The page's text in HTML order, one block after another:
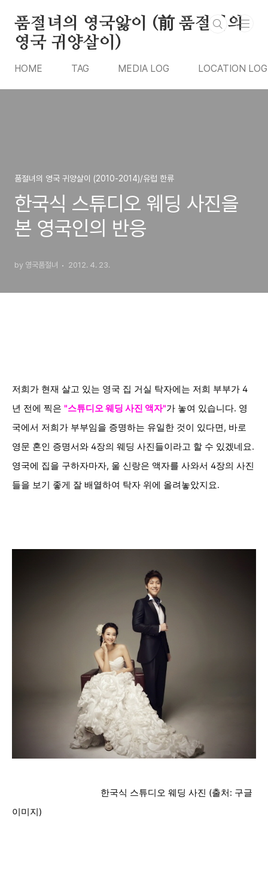
품절녀의 영국앓이 (前 품절녀의
영국 귀양살이)
HOME TAG MEDIA LOG LOCATION LOG
품절녀의 영국 귀양살이 (2010-2014)/유럽 한류
한국식 스튜디오 웨딩 사진을
본 영국인의 반응
by 영국품절녀 2012. 4. 23.
저희가 현재 살고 있는 영국 집 거실 탁자에는 저희 부부가 4
년 전에 찍은 "스튜디오 웨딩 사진 액자"가 놓여 있습니다. 영
국에서 저희가 부부임을 증명하는 유일한 것이 있다면, 바로
영문 혼인 증명서와 4장의 웨딩 사진들이라고 할 수 있겠네요.
영국에 집을 구하자마자, 울 신랑은 액자를 사와서 4장의 사진
들을 보기 좋게 잘 배열하여 탁자 위에 올려놓았지요.
한국식 스튜디오 웨딩 사진 (출처: 구글
이미지)